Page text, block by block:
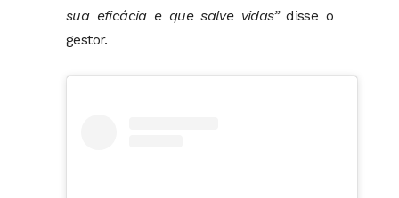
sua eficácia e que salve vidas”disse o
gestor.